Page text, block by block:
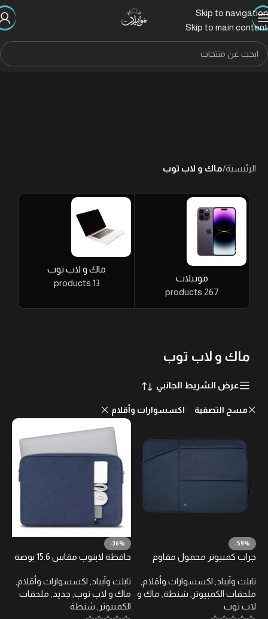
Skip to navigation
Skip to main content
الرئيسية/ماك و لاب توب
موبيلات
267 products
ماك و لاب توب
13 products
ماك و لاب توب
عرض الشريط الجانبي
مسح التصفية اكسسوارات وأقلام
-59%
جراب كمبيوتر محمول مقاوم
بوصة، لون أزرق داكن
تابلت وآيباد اكسسوارات وأقلام
ملحقات الكمبيوتر شنطة ماك و
لاب توب
-36%
حافظة لابتوب مقاس 15.6 بوصة
تابلت وآيباد اكسسوارات وأقلام
ماك و لاب توب جديد ملحقات
الكمبيوتر شنطة